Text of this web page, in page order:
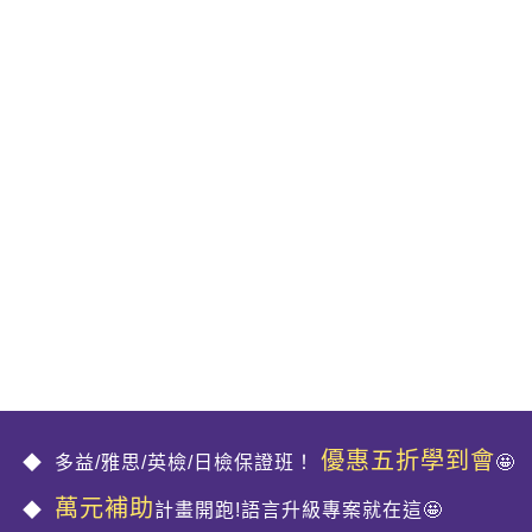
多益/雅思/英檢/日檢保證班！ 優惠五折學到會🤩
萬元補助計畫開跑!語言升級專案就在這🤩